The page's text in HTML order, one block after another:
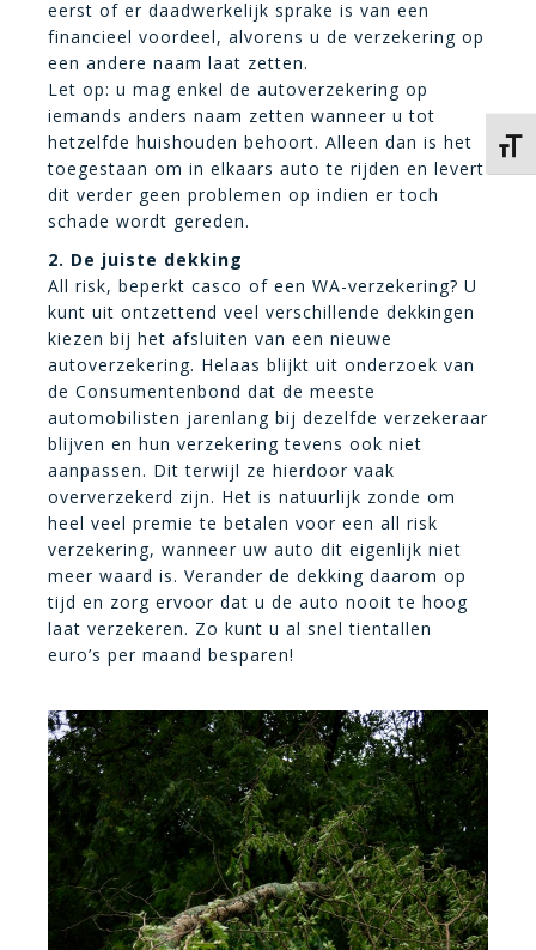
eerst of er daadwerkelijk sprake is van een
financieel voordeel, alvorens u de verzekering op
een andere naam laat zetten.
Let op: u mag enkel de autoverzekering op
iemands anders naam zetten wanneer u tot
hetzelfde huishouden behoort. Alleen dan is het
toegestaan om in elkaars auto te rijden en levert
dit verder geen problemen op indien er toch
schade wordt gereden.
2. De juiste dekking
All risk, beperkt casco of een WA-verzekering? U
kunt uit ontzettend veel verschillende dekkingen
kiezen bij het afsluiten van een nieuwe
autoverzekering. Helaas blijkt uit onderzoek van
de Consumentenbond dat de meeste
automobilisten jarenlang bij dezelfde verzekeraar
blijven en hun verzekering tevens ook niet
aanpassen. Dit terwijl ze hierdoor vaak
oververzekerd zijn. Het is natuurlijk zonde om
heel veel premie te betalen voor een all risk
verzekering, wanneer uw auto dit eigenlijk niet
meer waard is. Verander de dekking daarom op
tijd en zorg ervoor dat u de auto nooit te hoog
laat verzekeren. Zo kunt u al snel tientallen
euro’s per maand besparen!